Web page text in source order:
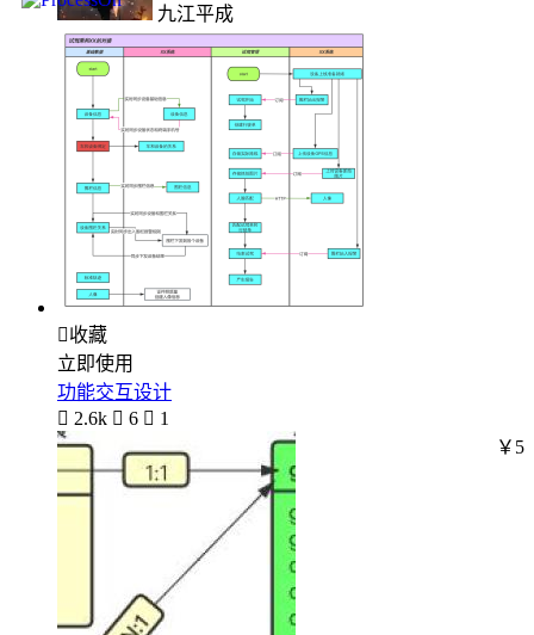
九江平成
收藏
立即使用
功能交互设计
 2.6k  6  1
￥5